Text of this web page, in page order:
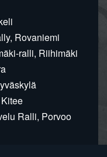
Rovaniemi
ralli, Riihimäki
Ralli, Porvoo